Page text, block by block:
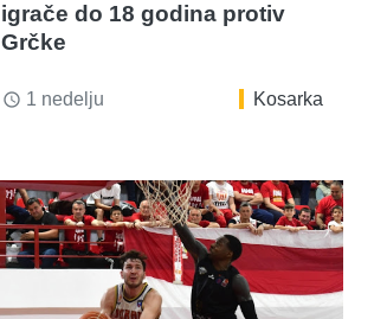
igrače do 18 godina protiv
Grčke
access_time 1 nedelju Kosarka